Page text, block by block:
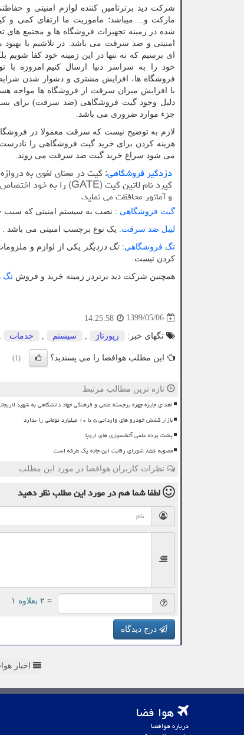
شرکت دید برترتامین کننده لوازم امنیتی و
مارکت و... میباشد؛ ماموریت ما ارتقای کمی و
شده در زمینه تجهیزات فروشگاه ها و مجتمع های
امنیتی و ضد سرقت می باشد. در تلاشیم با
ای برسیم که نه تنها در این زمینه خود کفا شویم
خود را به سراسر دنیا ارسال کنیم. امروزه
فروشگاه ها، افزایش مشتری و دشوار شدن شرایط
با افزایش میزان سرقت از فروشگاه ها مواجه
دلیل وجود گیت فروشگاهی (ضد سرقت) برای
جزء موارد ضروری می باشد.
لازم به توضیح نیست که سرقت معمولا در
هزینه کردن برای خرید گیت فروشگاهی را
می شود سراغ خرید گیت ضد سرقت می روند.
دزدگیر فروشگاهی: گیت در معنای لغوی به
گیرد نام لاتین گیت (GATE) را به خود
و آماتور محافظت می نماید.
گیت فروشگاهی : نصب به سیستم امنیتی که سبب
لیبل ضد سرقت: یک نوع برچسب امنیتی می باشد .
تگ فروشگاهی:تگ دزدیگر یکی از لوازم و
کردن نیست.
همچنین شرکت دید برتردر زمینه خرید و فروش تگ
1399/05/06
14:25:58
تگهای خبر: رپورتاژ سیستم خدمات
این مطلب هوافضا را می پسندید؟ (1)
تازه ترین مطالب مرتبط
اهدای جایزه چهره برجسته علمی و فرهنگی جهاد دانشگاهی به شهید
بازار کشش خودرو های وارداتی ۵ تا ۱۰ میلیارد تومانی را ندارد
پشت پرده علمی آتشسوزی های اروپا
مصوبه ۸۵۶ شورای رقابت این جاده یک طرفه است
نظرات کاربران هوافضا در مورد این مطلب
لطفا شما همدر مورد این مطلبنظر دهید
= ۲ بعلاوه ۱
درج دیدگاه
اخبار
هوا فضا
درباره هوافضا